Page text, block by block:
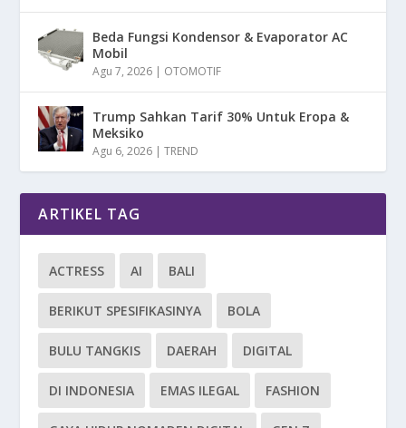
Beda Fungsi Kondensor & Evaporator AC
Mobil
Agu 7, 2026 | OTOMOTIF
Trump Sahkan Tarif 30% Untuk Eropa &
Meksiko
Agu 6, 2026 |TREND
ARTIKEL TAG
ACTRESS AI BALI
BERIKUT SPESIFIKASINYA BOLA
BULU TANGKIS DAERAH DIGITAL
DI INDONESIA EMAS ILEGAL FASHION